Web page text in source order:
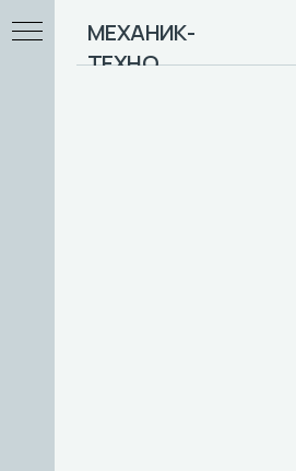
МЕХАНИК-
ТЕХНО